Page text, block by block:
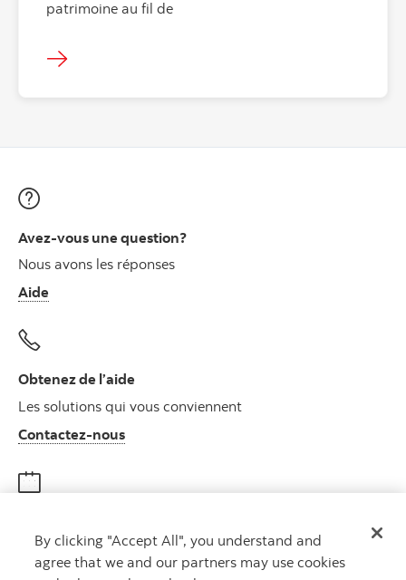
patrimoine au fil de
Avez-vous une question?
Nous avons les réponses
Aide
Obtenez de l’aide
Les solutions qui vous conviennent
Contactez-nousAutres numéros, contactez-nous par
Rencontrez un conseiller
Prenez rendez-vous
By clicking "Accept All", you understand and
agree that we and our partners may use cookies